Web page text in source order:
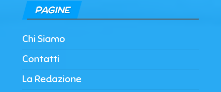
PAGINE
Chi Siamo
Contatti
La Redazione